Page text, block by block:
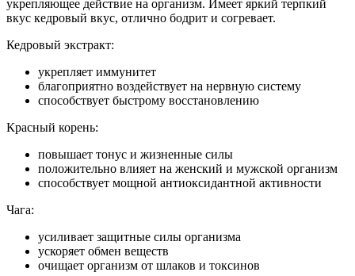
укрепляющее действие на организм. Имеет яркий терпкий
вкус кедровый вкус, отлично бодрит и согревает.
Кедровый экстракт:
укрепляет иммунитет
благоприятно воздействует на нервную систему
способствует быстрому восстановлению
Красный корень:
повышает тонус и жизненные силы
положительно влияет на женский и мужской организм
способствует мощной антиоксидантной активности
Чага:
усиливает защитные силы организма
ускоряет обмен веществ
очищает организм от шлаков и токсинов